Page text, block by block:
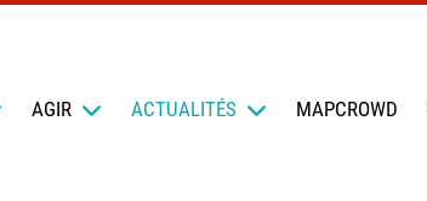
AGIR ACTUALITÉS MAPCROWD